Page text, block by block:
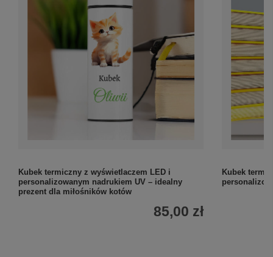
Kubek termiczny z wyświetlaczem LED i
personalizowanym nadrukiem UV – idealny
prezent dla miłośników kotów
85,00 zł
Kubek